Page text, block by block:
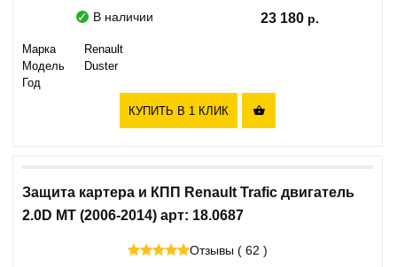
В наличии 23 180
Марка
Renault
Модель
Duster
Год
КУПИТЬ В 1 КЛИК 
Защита картера и КПП Renault Trafic двигатель
2.0D MT (2006-2014) арт: 18.0687
Отзывы ( 62 )